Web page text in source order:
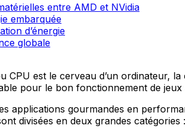
entre AMD et NVidia
embarquée
d’énergie
globale
CPU est le cerveau d’un ordinateur,
pour le bon fonctionnement de jeux
applications gourmandes en
divisées en deux grandes catégories